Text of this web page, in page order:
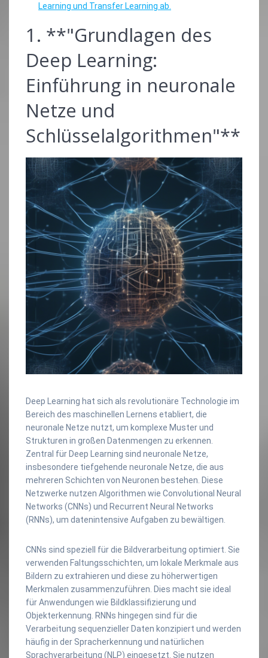
Learning und Transfer Learning ab.
1. **"Grundlagen des
Deep Learning:
Einführung in neuronale
Netze und
Schlüsselalgorithmen"**
Deep Learning hat sich als revolutionäre Technologie im
Bereich des maschinellen Lernens etabliert, die
neuronale Netze nutzt, um komplexe Muster und
Strukturen in großen Datenmengen zu erkennen.
Zentral für Deep Learning sind neuronale Netze,
insbesondere tiefgehende neuronale Netze, die aus
mehreren Schichten von Neuronen bestehen. Diese
Netzwerke nutzen Algorithmen wie Convolutional Neural
Networks (CNNs) und Recurrent Neural Networks
(RNNs), um datenintensive Aufgaben zu bewältigen.
CNNs sind speziell für die Bildverarbeitung optimiert. Sie
verwenden Faltungsschichten, um lokale Merkmale aus
Bildern zu extrahieren und diese zu höherwertigen
Merkmalen zusammenzuführen. Dies macht sie ideal
für Anwendungen wie Bildklassifizierung und
Objekterkennung. RNNs hingegen sind für die
Verarbeitung sequenzieller Daten konzipiert und werden
häufig in der Spracherkennung und natürlichen
Sprachverarbeitung (NLP) eingesetzt. Sie nutzen